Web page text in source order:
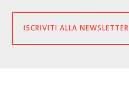
ISCRIVITI ALLA NEWSLETTER